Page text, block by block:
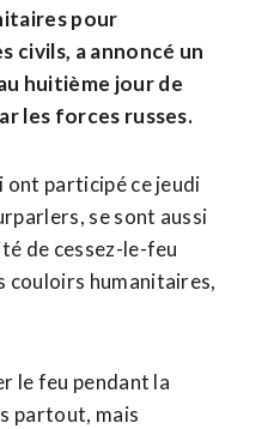
pour
civils, a annoncé un
huitième jour de
les forces russes.
ont participé ce jeudi
se sont aussi
de cessez-le-feu
couloirs humanitaires,
le feu pendant la
partout, mais